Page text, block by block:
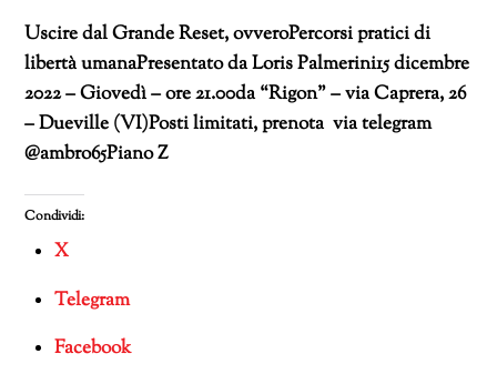
Uscire dal Grande Reset, ovveroPercorsi pratici di
libertà umanaPresentato da Loris Palmerini15 dicembre
2022 – Giovedì – ore 21.00da “Rigon” – via Caprera, 26
– Dueville (VI)Posti limitati, prenota via telegram
@ambro65Piano Z
Condividi:
X
Telegram
Facebook